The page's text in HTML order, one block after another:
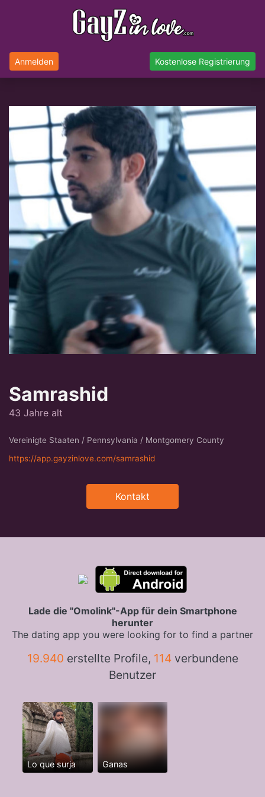
Anmelden Kostenlose Registrierung
Samrashid
43 Jahre alt
Vereinigte Staaten / Pennsylvania / Montgomery County
https://app.gayzinlove.com/samrashid
Kontakt
Lade die "Omolink"-App für dein Smartphone
herunter
The dating app you were looking for to find a partner
19.940 erstellte Profile, 114verbundene
Benutzer
Lo que surja Ganas